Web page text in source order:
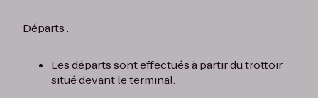
Départs :
Les départs sont effectués à partir du trottoir
situé devant le terminal.